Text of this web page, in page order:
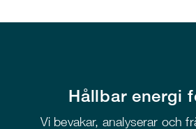
Hållbar energi
Vi bevakar, analyserar och